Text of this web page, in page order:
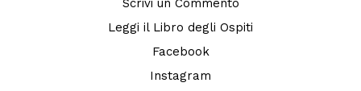
Scrivi un Commento
Leggi il Libro degli Ospiti
Facebook
Instagram